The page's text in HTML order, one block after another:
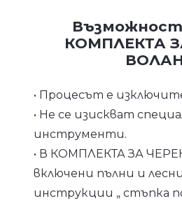
КОМПЛЕКТА
• Процесът е
• Не се изискват
инструменти.
• В КОМПЛЕКТА ЗА
включени пълни и
инструкции „ стъпка